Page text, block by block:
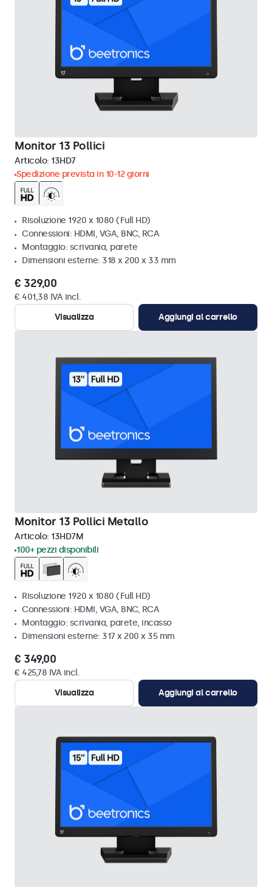
Monitor 13 Pollici
Articolo: 13HD7
Spedizione prevista in 10-12 giorni
Risoluzione 1920 x 1080 (Full HD)
Connessioni: HDMI, VGA, BNC, RCA
Montaggio: scrivania, parete
Dimensioni esterne: 318 x 200 x 33 mm
€ 329,00
€ 401,38 IVA incl.
Visualizza
Aggiungi al carrello
Monitor 13 Pollici Metallo
Articolo: 13HD7M
100+ pezzi disponibili
Risoluzione 1920 x 1080 (Full HD)
Connessioni: HDMI, VGA, BNC, RCA
Montaggio: scrivania, parete, incasso
Dimensioni esterne: 317 x 200 x 35 mm
€ 349,00
€ 425,78 IVA incl.
Visualizza
Aggiungi al carrello